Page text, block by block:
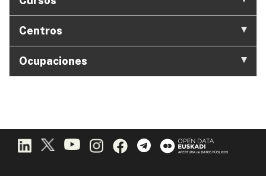
Centros
Ocupaciones